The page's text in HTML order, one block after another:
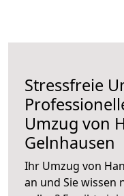
Stressfreie
Umzug von
Gelnhausen
Ihr Umzug von
an und Sie wissen